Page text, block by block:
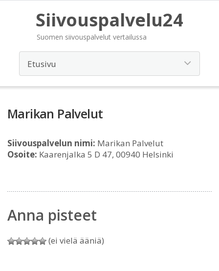
Siivouspalvelu24
Suomen siivouspalvelut vertailussa
Marikan Palvelut
Siivouspalvelun nimi: Marikan Palvelut
Osoite: Kaarenjalka 5 D 47, 00940 Helsinki
Anna pisteet
(ei vielä ääniä)